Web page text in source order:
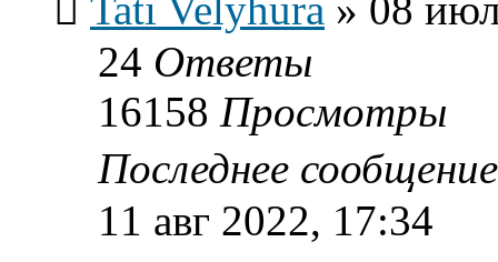
24 Ответы
16158 Просмотры
Последнее
11 авг 2022, 17:34